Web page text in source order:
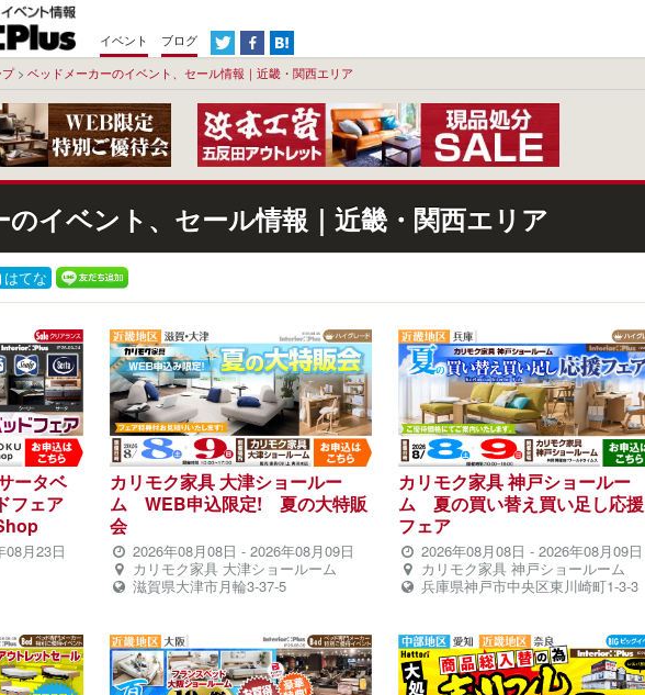
イベント
ブログ
> ベッドメーカーのイベント、セール情報｜近畿・関西エリア
イベント、セール情報｜近畿・関西エリア
はてな
ータベ
フェア
08月23日
カリモク家具 大津ショールー
ム WEB申込限定! 夏の大特販
会
2026年08月08日 - 2026年08月09日
カリモク家具 大津ショールーム
滋賀県大津市月輪3-37-5
カリモク家具 神戸ショールー
ム 夏の買い替え買い足し応援
フェア
2026年08月08日 - 2026年08月09日
カリモク家具 神戸ショールーム
兵庫県神戸市中央区東川崎町1-3-3